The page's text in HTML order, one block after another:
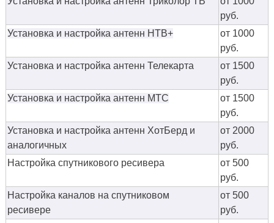
руб.
Установка и настройка антенн НТВ+
от 1000
руб.
Установка и настройка антенн Телекарта
от 1500
руб.
Установка и настройка антенн МТС
от 1500
руб.
Установка и настройка антенн ХотБерд и
аналогичных
от 2000
руб.
Настройка спутникового ресивера
от 500
руб.
Настройка каналов на спутниковом
ресивере
от 500
руб.